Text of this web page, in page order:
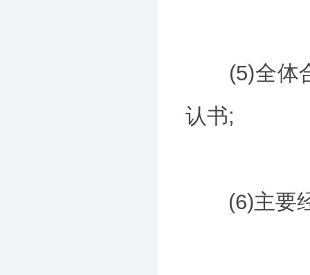
(5)全体合
认书;
(6)主要经